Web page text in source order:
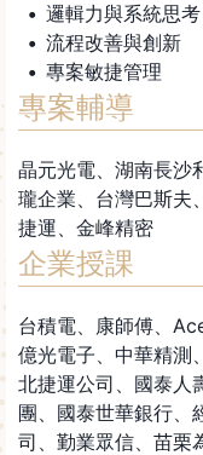
邏輯力與系統思考
流程改善與創新
專案敏捷管理
專案輔導
晶元光電、湖南長沙
瓏企業、台灣巴斯夫
捷運、金峰精密
企業授課
台積電、康師傅、
億光電子、中華精測
北捷運公司、國泰人
團、國泰世華銀行、
司、勤業眾信、苗栗